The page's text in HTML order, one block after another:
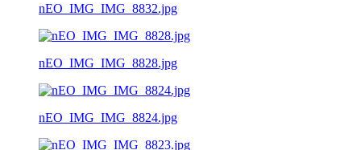
nEO_IMG_IMG_8832.jpg
nEO_IMG_IMG_8828.jpg
nEO_IMG_IMG_8824.jpg